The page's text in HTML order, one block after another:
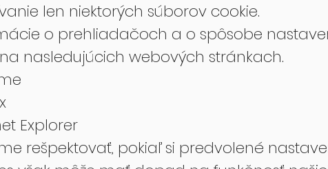
len niektorých súborov cookie.
o prehliadačoch a o spôsobe
nasledujúcich webových stránkach.
Explorer
rešpektovať, pokiaľ si predvolené